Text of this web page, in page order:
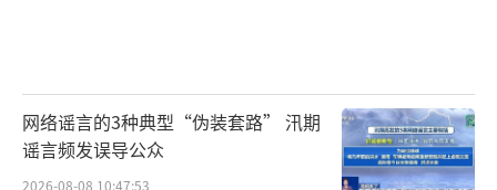
网络谣言的3种典型“伪装套路” 汛期
谣言频发误导公众
2026-08-08 10:47:53